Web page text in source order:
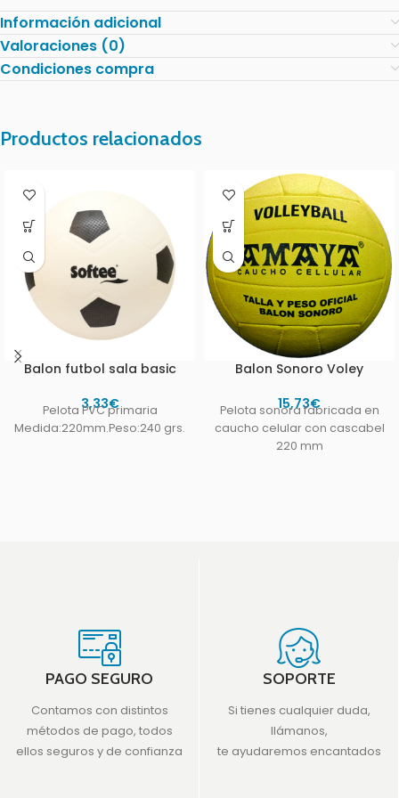
Información adicional
Valoraciones (0)
Condiciones compra
Productos relacionados
Balon futbol sala basic
3,33€
Pelota PVC primaria
Medida:220mm.Peso:240 grs.
Balon Sonoro Voley
15,73€
Pelota sonora fabricada en
caucho celular con cascabel
220 mm
PAGO SEGURO
Contamos con distintos
métodos de pago, todos
ellos seguros y de confianza
SOPORTE
Si tienes cualquier duda,
llámanos,
te ayudaremos encantados